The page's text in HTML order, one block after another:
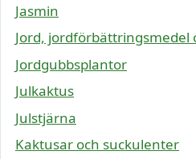
Jasmin
Jord, jordförbättringsmedel
Jordgubbsplantor
Julkaktus
Julstjärna
Kaktusar och suckulenter